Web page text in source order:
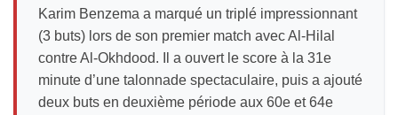
Karim Benzema a marqué un triplé impressionnant
(3 buts) lors de son premier match avec Al-Hilal
contre Al-Okhdood. Il a ouvert le score à la 31e
minute d’une talonnade spectaculaire, puis a ajouté
deux buts en deuxième période aux 60e et 64e